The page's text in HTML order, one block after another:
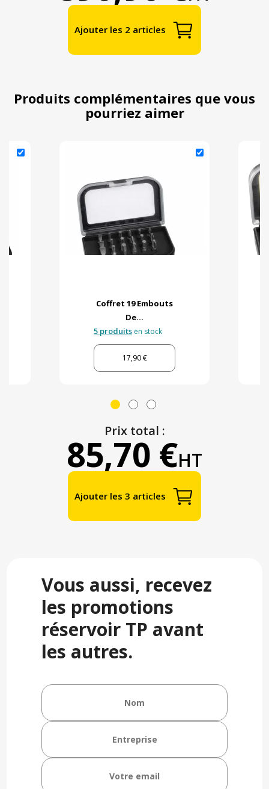
Ajouter les 2 articles
Produits complémentaires que vous
pourriez aimer
Coffret 19 Embouts
De...
5 produits en stock
17,90 €
Prix total :
85,70 €HT
Ajouter les 3 articles
Vous aussi, recevez
les promotions
réservoir TP avant
les autres.